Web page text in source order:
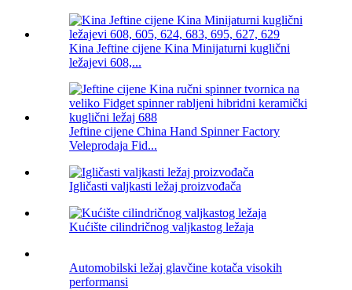
Kina Jeftine cijene Kina Minijaturni kuglični
ležajevi 608,...
Jeftine cijene China Hand Spinner Factory
Veleprodaja Fid...
Igličasti valjkasti ležaj proizvođača
Kućište cilindričnog valjkastog ležaja
Automobilski ležaj glavčine kotača visokih
performansi